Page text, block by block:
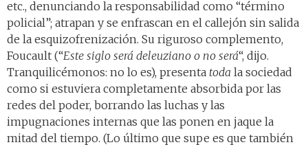
etc., denunciando la responsabilidad como “término
policial”; atrapan y se enfrascan en el callejón sin salida
de la esquizofrenización. Su riguroso complemento,
Foucault (“Este siglo será deleuziano o no será“, dijo.
Tranquilicémonos: no lo es), presenta toda la sociedad
como si estuviera completamente absorbida por las
redes del poder, borrando las luchas y las
impugnaciones internas que las ponen en jaque la
mitad del tiempo. (Lo último que supe es que también